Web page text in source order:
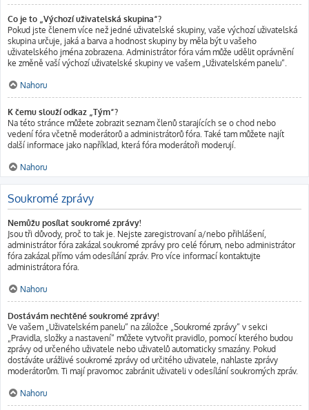
Co je to „Výchozí uživatelská skupina“?
Pokud jste členem více než jedné uživatelské skupiny, vaše výchozí uživatelská
skupina určuje, jaká a barva a hodnost skupiny by měla být u vašeho
uživatelského jména zobrazena. Administrátor fóra vám může udělit oprávnění
ke změně vaší výchozí uživatelské skupiny ve vašem „Uživatelském panelu“.
Nahoru
K čemu slouží odkaz „Tým“?
Na této stránce můžete zobrazit seznam členů starajících se o chod nebo
vedení fóra včetně moderátorů a administrátorů fóra. Také tam můžete najít
další informace jako například, která fóra moderátoři moderují.
Nahoru
Soukromé zprávy
Nemůžu posílat soukromé zprávy!
Jsou tři důvody, proč to tak je. Nejste zaregistrovaní a/nebo přihlášení,
administrátor fóra zakázal soukromé zprávy pro celé fórum, nebo administrátor
fóra zakázal přímo vám odesílání zpráv. Pro více informací kontaktujte
administrátora fóra.
Nahoru
Dostávám nechtěné soukromé zprávy!
Ve vašem „Uživatelském panelu“ na záložce „Soukromé zprávy“ v sekci
„Pravidla, složky a nastavení“ můžete vytvořit pravidlo, pomocí kterého budou
zprávy od určeného uživatele nebo uživatelů automaticky smazány. Pokud
dostáváte urážlivé soukromé zprávy od určitého uživatele, nahlaste zprávy
moderátorům. Ti mají pravomoc zabránit uživateli v odesílání soukromých zpráv.
Nahoru